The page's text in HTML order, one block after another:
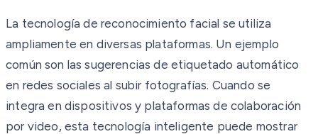
La tecnología de reconocimiento facial se utiliza
ampliamente en diversas plataformas. Un ejemplo
común son las sugerencias de etiquetado automático
en redes sociales al subir fotografías. Cuando se
integra en dispositivos y plataformas de colaboración
por video, esta tecnología inteligente puede mostrar